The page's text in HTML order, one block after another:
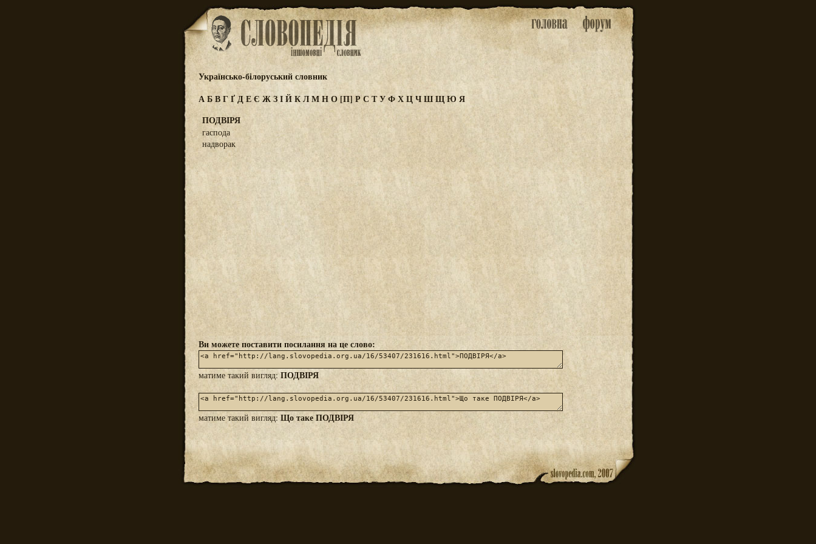
Українсько-білоруський словник
АБВГҐДЕЄ ЖЗІЙКЛМНО[П] РС ТУФХЦЧШЩЮ Я
ПОДВІРЯ
гаспода
надворак
Ви можете поставити посилання на це слово:
матиме такий вигляд:ПОДВІРЯ
матиме такий вигляд: Що таке ПОДВІРЯ